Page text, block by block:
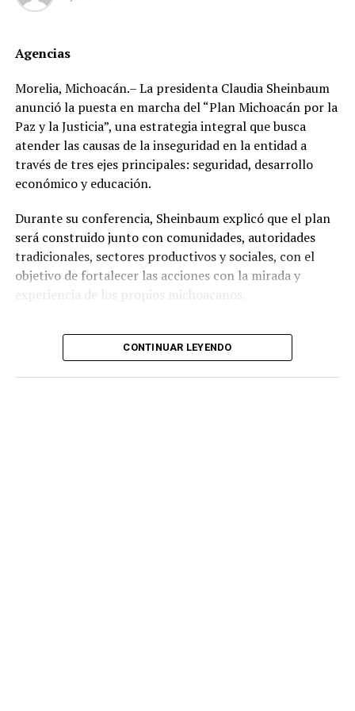
compraventa de oro, ubicado a una cuadra de una
El flujo de efectivo no declarado ha permitido a dicho
líder sindical, quien mantiene una huelga de más de dos
mil trabajadores en 300 sucursales del Monte de Piedad
en el país, la presunta triangulación de recursos hacia
propiedades y cuentas personales.
La fortuna inmobiliaria del cacique sindical
se habían descubierto seis propiedades a nombre del
líder sindical; sin embargo, al ampliar la búsqueda en
registros públicos, documentos notariales e información
del Servicio de Administración Tributaria (SAT), se
Se trata de un esquema de adquisición inmobiliaria bien
establecido por el Clan Zayún que les permitió amasar
una fortuna de más de 300 millones: las primeras seis
Agencias
Morelia, Michoacán.– La presidenta Claudia Sheinbaum
anunció la puesta en marcha del “Plan Michoacán por la
Paz y la Justicia”, una estrategia integral que busca
atender las causas de la inseguridad en la entidad a
través de tres ejes principales: seguridad, desarrollo
económico y educación.
Durante su conferencia, Sheinbaum explicó que el plan
será construido junto con comunidades, autoridades
tradicionales, sectores productivos y sociales, con el
objetivo de fortalecer las acciones con la mirada y
experiencia de los propios michoacanos.
“Vamos a escuchar a las
comunidades, a las
CONTINUAR LEYENDO